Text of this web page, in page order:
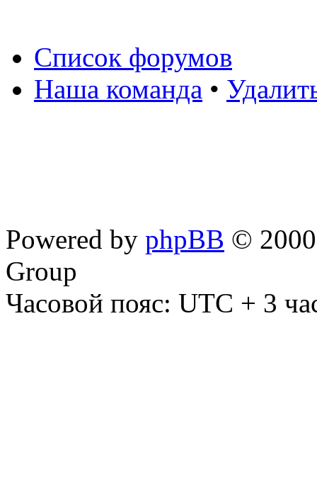
Список форумов
Наша команда •
Powered by phpBB ©
Group
Часовой пояс: UTC + 3